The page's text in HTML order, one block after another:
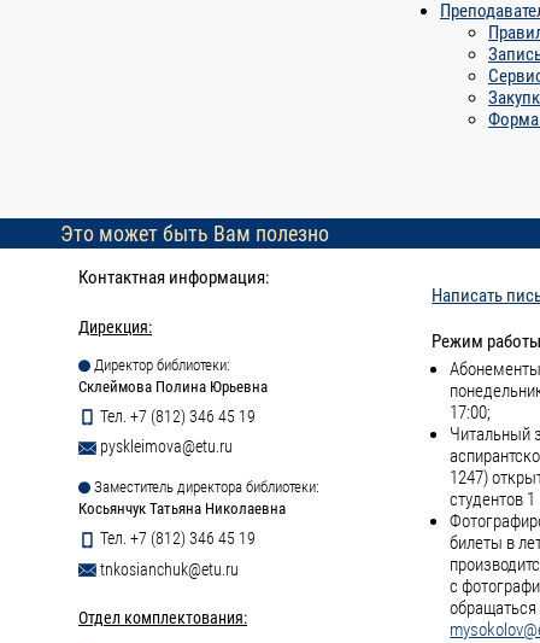
Это может быть Вам полезно
Контактная информация:
Дирекция:
Директор библиотеки:
Склеймова Полина Юрьевна
Тел. +7 (812) 346 45 19
pyskleimova@etu.ru
Заместитель директора библиотеки:
Косьянчук Татьяна Николаевна
Тел. +7 (812) 346 45 19
tnkosianchuk@etu.ru
Отдел комплектования:
Написать
Режим
17:00;
Читальный
1247)
студентов
билеты в
с
обращаться